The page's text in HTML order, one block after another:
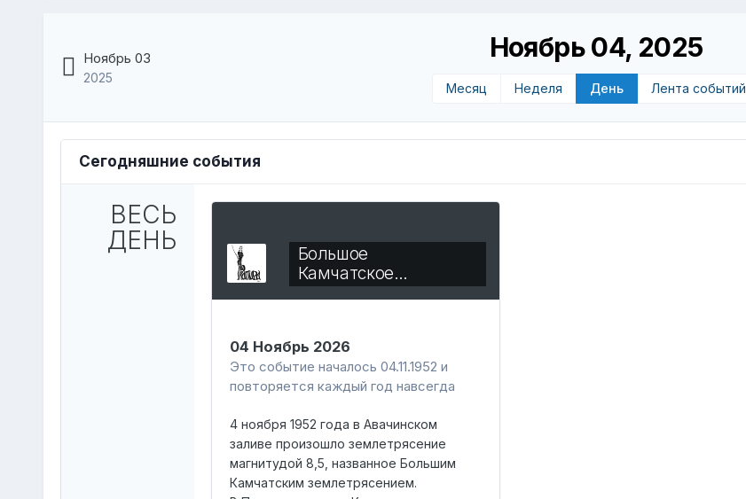
Ноябрь 03
2025
Ноябрь 04, 2025
Месяц Неделя День Лента событий
Сегодняшние события
ВЕСЬ
ДЕНЬ
Большое
Камчатское…
04 Ноябрь 2026
Это событие началось 04.11.1952 и
повторяется каждый год навсегда
4 ноября 1952 года в Авачинском
заливе произошло землетрясение
магнитудой 8,5, названное Большим
Камчатским землетрясением.